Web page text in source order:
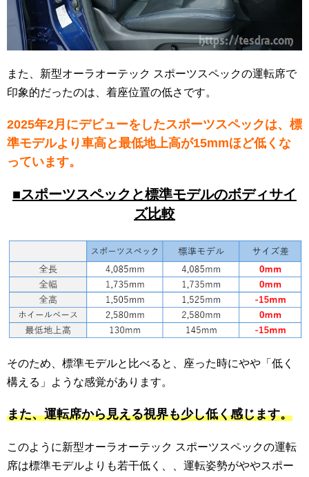
また、新型オーラオーテック スポーツスペックの運転席で
印象的だったのは、着座位置の低さです。
2025年2月にデビューをしたスポーツスペックは、標
準モデルより車高と最低地上高が15mmほど低くな
っています。
■スポーツスペックと標準モデルのボディサイ
ズ比較
そのため、標準モデルと比べると、座った時にやや「低く
構える」ような感覚があります。
また、運転席から見える視界も少し低く感じます。
このように新型オーラオーテック スポーツスペックの運転
席は標準モデルよりも若干低く、、運転姿勢がややスポー